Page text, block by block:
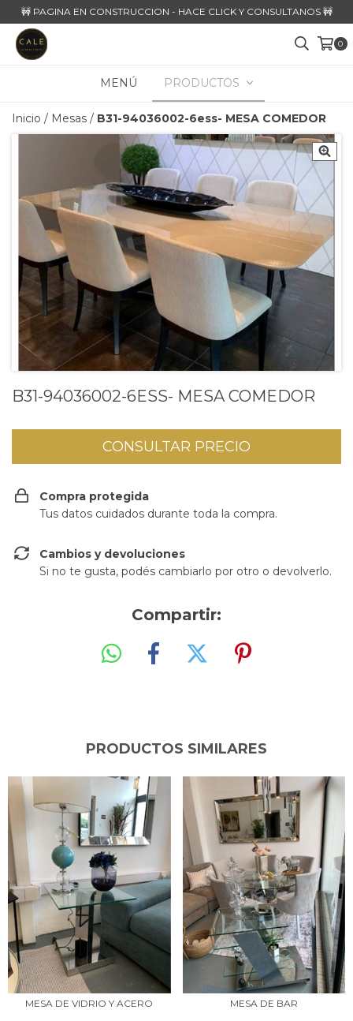
🚧 PAGINA EN CONSTRUCCION - HACE CLICK Y CONSULTANOS 🚧
0
MENÚ PRODUCTOS
Inicio / Mesas / B31-94036002-6ess- MESA COMEDOR
B31-94036002-6ESS- MESA COMEDOR
Compra protegida
Tus datos cuidados durante toda la compra.
Cambios y devoluciones
Si no te gusta, podés cambiarlo por otro o devolverlo.
Compartir:
PRODUCTOS SIMILARES
MESA DE VIDRIO Y ACERO MESA DE BAR